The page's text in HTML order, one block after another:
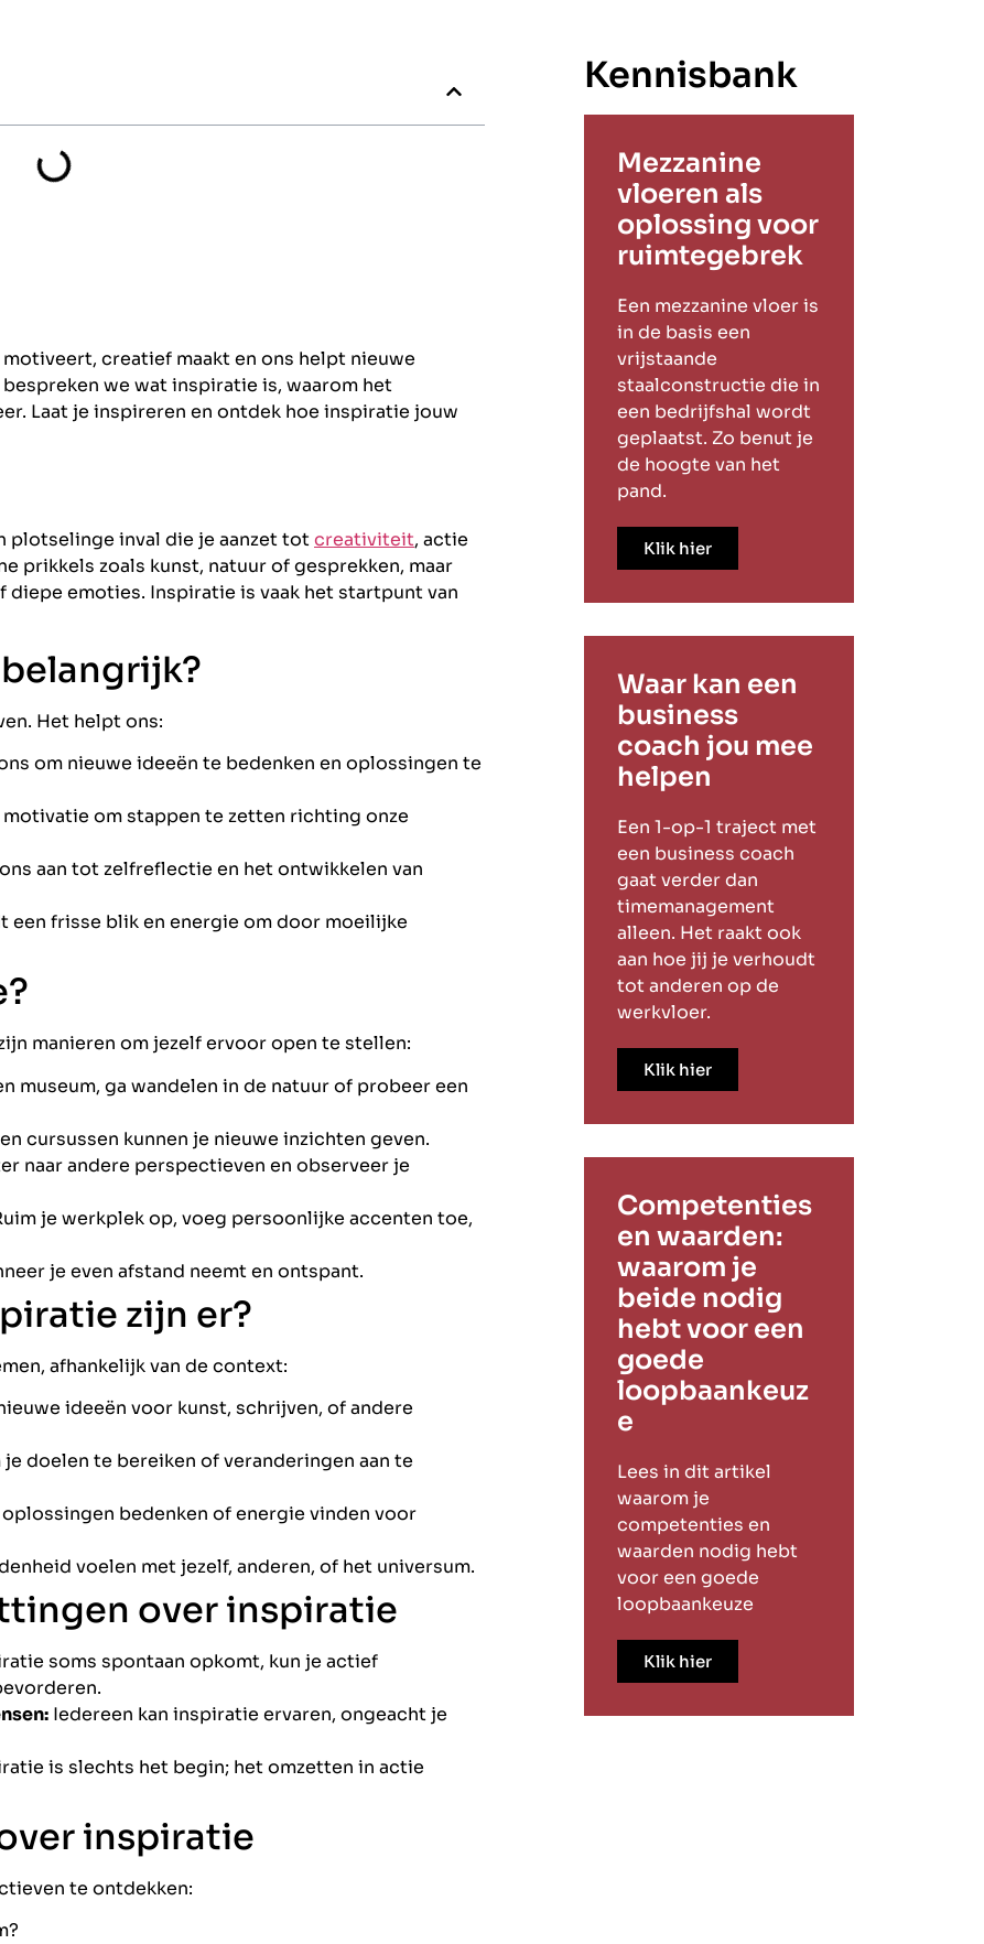
creatief maakt en ons helpt nieuwe
we wat inspiratie is, waarom het
Laat je inspireren en ontdek hoe inspiratie jouw
plotselinge inval die je aanzet totcreativiteit, actie
prikkels zoals kunst, natuur of gesprekken, maar
emoties. Inspiratie is vaak het startpunt van
Het helpt ons:
om nieuwe ideeën te bedenken en oplossingen te
om stappen te zetten richting onze
aan tot zelfreflectie en het ontwikkelen van
een frisse blik en energie om door moeilijke
manieren om jezelf ervoor open te stellen:
museum, ga wandelen in de natuur of probeer een
cursussen kunnen je nieuwe inzichten geven.
naar andere perspectieven en observeer je
je werkplek op, voeg persoonlijke accenten toe,
je even afstand neemt en ontspant.
zijn er?
afhankelijk van de context:
ideeën voor kunst, schrijven, of andere
doelen te bereiken of veranderingen aan te
bedenken of energie vinden voor
voelen met jezelf, anderen, of het universum.
over inspiratie
soms spontaan opkomt, kun je actief
Iedereen kan inspiratie ervaren, ongeacht je
is slechts het begin; het omzetten in actie
inspiratie
te ontdekken:
Kennisbank
Mezzanine
vloeren als
oplossing voor
ruimtegebrek
Een mezzanine vloer is
in de basis een
vrijstaande
staalconstructie die in
een bedrijfshal wordt
geplaatst. Zo benut je
de hoogte van het
pand.
Klik hier
Waar kan een
business
coach jou mee
helpen
Een 1-op-1 traject met
een business coach
gaat verder dan
timemanagement
alleen. Het raakt ook
aan hoe jij je verhoudt
tot anderen op de
werkvloer.
Klik hier
Competenties
en waarden:
waarom je
beide nodig
hebt voor een
goede
loopbaankeuz
e
Lees in dit artikel
waarom je
competenties en
waarden nodig hebt
voor een goede
loopbaankeuze
Klik hier